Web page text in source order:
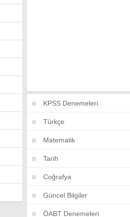
KPSS Denemeleri
Türkçe
Matematik
Tarih
Coğrafya
Güncel Bilgiler
ÖABT Denemeleri